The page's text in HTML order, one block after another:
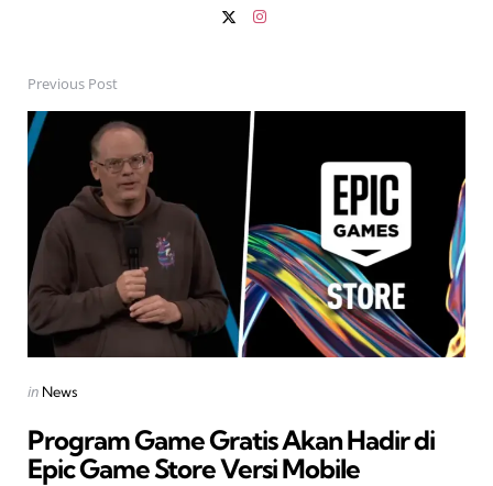
Post
navigation
Previous Post
Posted
in News
Program Game Gratis Akan Hadir di
Epic Game Store Versi Mobile